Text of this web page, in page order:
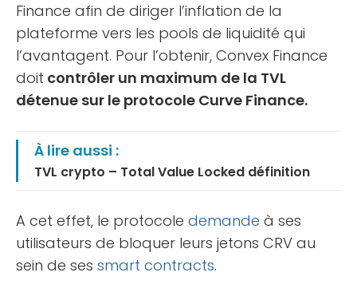
Finance afin de diriger l’inflation de la
plateforme vers les pools de liquidité qui
l’avantagent. Pour l’obtenir, Convex Finance
doit contrôler un maximum de la TVL
détenue sur le protocole Curve Finance.
À lire aussi :
TVL crypto – Total Value Locked définition
A cet effet, le protocole demande à ses
utilisateurs de bloquer leurs jetons CRV au
sein de ses smart contracts.